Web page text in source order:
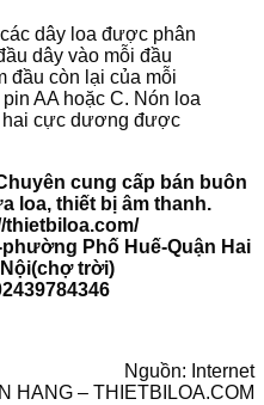
dây loa được phân
dây vào mỗi đầu
đầu còn lại của mỗi
AA hoặc C. Nón loa
hai cực dương được
cung cấp bán buôn
loa, thiết bị âm thanh.
thietbiloa.com/
Phố Huế-Quận Hai
trời)
Nguồn: Internet
HANG – THIETBILOA.COM